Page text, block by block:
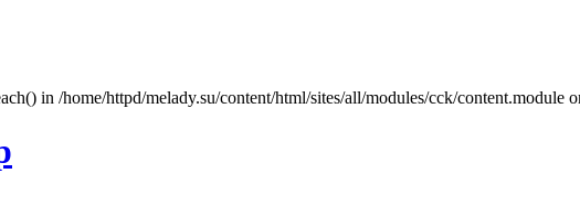
in /home/httpd/melady.su/content/html/sites/all/modules/cck/content.module